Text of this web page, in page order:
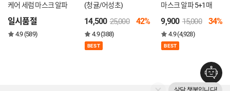
케어 세럼 마스크 알파
일시품절
4.9 (589)
(청귤/어성초)
14,500 25,000 42%
4.9 (388)
BEST
마스크 알파 5+1매
9,900 15,000 34%
4.9 (4,928)
BEST
상담 챗봇입니다!